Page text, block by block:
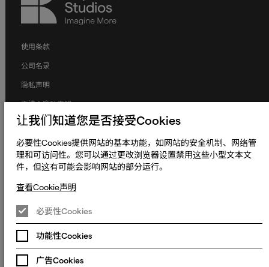
Studios
使用条款
公司名录
隐私声明
申请人隐私声明
Cookie声明
条款和条件
人权与劳工权益
更改Cookie偏好设置
© 2023 - 2026 熠文（上海）信息技术有限公司. Keywords International
Dublin 18, Dublin Ireland.
让我们知道您是否接受Cookies
必要性Cookies提供网站的基本功能，如网站的安全机制、网络管
理和可访问性。您可以通过更改浏览器设置禁用这些小型文本文
件，但这有可能会影响网站的部分运行。
查看Cookie声明
必要性Cookies
功能性Cookies
广告Cookies